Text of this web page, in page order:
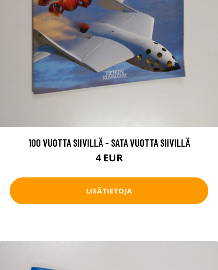
100 VUOTTA SIIVILLÄ - SATA VUOTTA SIIVILLÄ
4 EUR
LISÄTIETOJA